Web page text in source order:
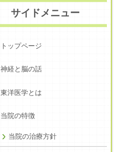
サイドメニュー
トップページ
神経と脳の話
東洋医学とは
当院の特徴
当院の治療方針